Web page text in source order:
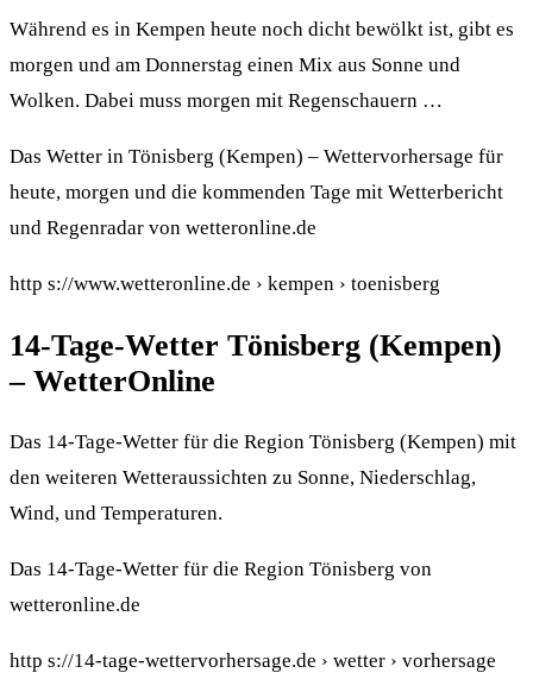
Während es in Kempen heute noch dicht bewölkt ist, gibt es
morgen und am Donnerstag einen Mix aus Sonne und
Wolken. Dabei muss morgen mit Regenschauern …
Das Wetter in Tönisberg (Kempen) – Wettervorhersage für
heute, morgen und die kommenden Tage mit Wetterbericht
und Regenradar von wetteronline.de
http s://www.wetteronline.de › kempen › toenisberg
14-Tage-Wetter Tönisberg (Kempen)
– WetterOnline
Das 14-Tage-Wetter für die Region Tönisberg (Kempen) mit
den weiteren Wetteraussichten zu Sonne, Niederschlag,
Wind, und Temperaturen.
Das 14-Tage-Wetter für die Region Tönisberg von
wetteronline.de
http s://14-tage-wettervorhersage.de › wetter › vorhersage